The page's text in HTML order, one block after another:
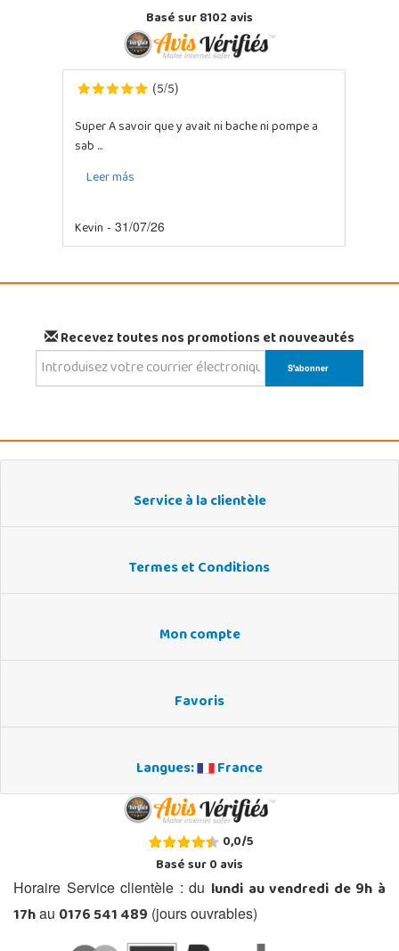
Basé sur 8102 avis
(5/5)
Super A savoir que y avait ni bache ni pompe a
sab ...
Leer más
Kevin - 31/07/26
Recevez toutes nos promotions et nouveautés
Service à la clientèle
Termes et Conditions
Mon compte
Favoris
Langues: France
0,0/5
Basé sur0avis
Horaire Service clientèle : du lundi au vendredi de 9h à
17hau 0176 541 489 (jours ouvrables)